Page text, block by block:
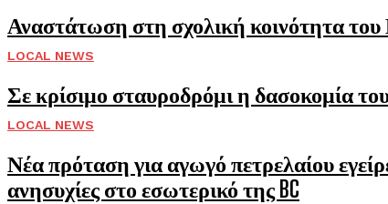
Αναστάτωση στη σχολική κοινότητα
LOCAL NEWS
Σε κρίσιμο σταυροδρόμι η δασοκομία
LOCAL NEWS
Νέα πρόταση για αγωγό πετρελαίου
ανησυχίες στο εσωτερικό της BC